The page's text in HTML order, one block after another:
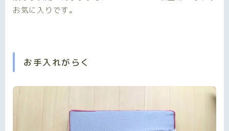
お気に入りです。
お手入れがらく